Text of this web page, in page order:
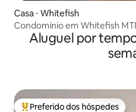
Casa ⋅ Whitefish
Condomínio em Whitefish
Aluguel por
Preferido dos hóspedes